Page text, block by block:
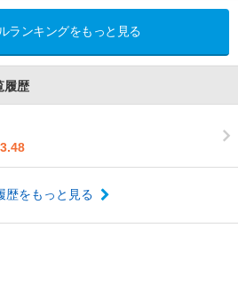
ランキングをもっと見る
履歴
3.48
歴をもっと見る